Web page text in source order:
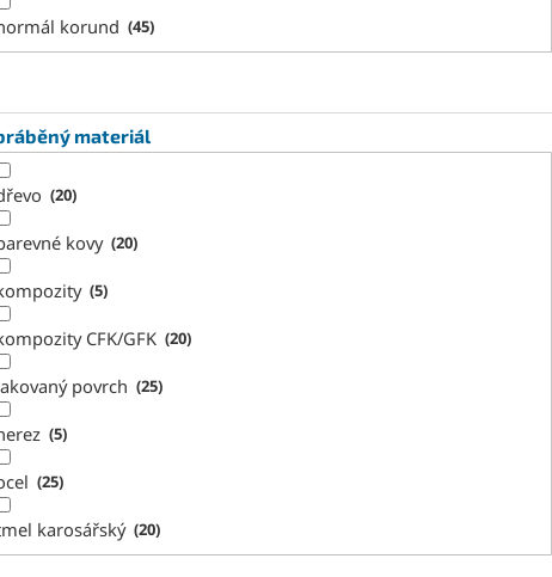
korund 45
materiál
20
kovy 20
5
CFK/GFK 20
povrch 25
5
25
karosářský 20